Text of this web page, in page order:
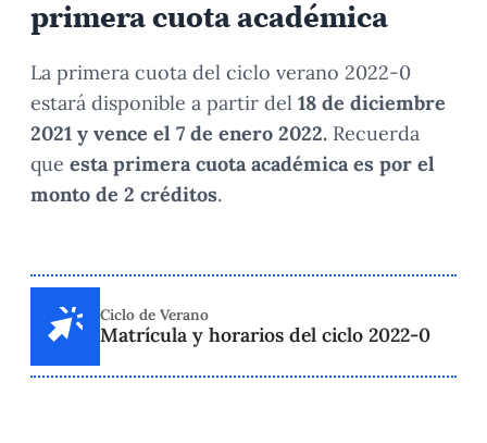
primera cuota académica
La primera cuota del ciclo verano 2022-0
estará disponible a partir del 18 de diciembre
2021 y vence el 7 de enero 2022. Recuerda
que esta primera cuota académica es por el
monto de 2 créditos.
Ciclo de Verano
Matrícula y horarios del ciclo 2022-0